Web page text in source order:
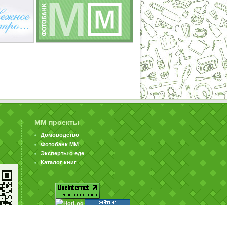
ММ проекты
Домоводство
Фотобанк ММ
Эксперты о еде
Каталог книг